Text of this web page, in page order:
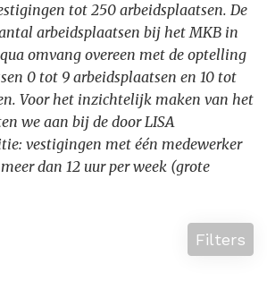
tot 250 arbeidsplaatsen. De
arbeidsplaatsen bij het MKB in
omvang overeen met de optelling
0 tot 9 arbeidsplaatsen en 10 tot
Voor het inzichtelijk maken van het
we aan bij de door LISA
vestigingen met één medewerker
dan 12 uur per week (grote
Filters